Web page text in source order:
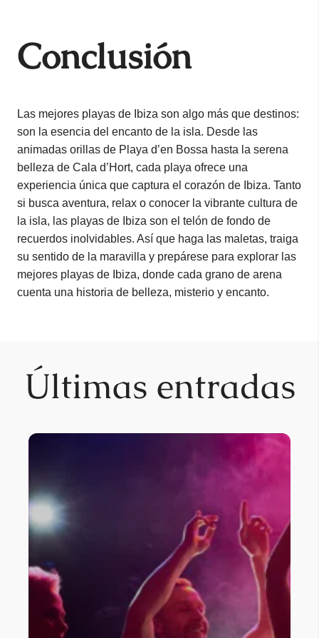
Conclusión
Las mejores playas de Ibiza son algo más que destinos:
son la esencia del encanto de la isla. Desde las
animadas orillas de Playa d’en Bossa hasta la serena
belleza de Cala d’Hort, cada playa ofrece una
experiencia única que captura el corazón de Ibiza. Tanto
si busca aventura, relax o conocer la vibrante cultura de
la isla, las playas de Ibiza son el telón de fondo de
recuerdos inolvidables. Así que haga las maletas, traiga
su sentido de la maravilla y prepárese para explorar las
mejores playas de Ibiza, donde cada grano de arena
cuenta una historia de belleza, misterio y encanto.
Últimas entradas